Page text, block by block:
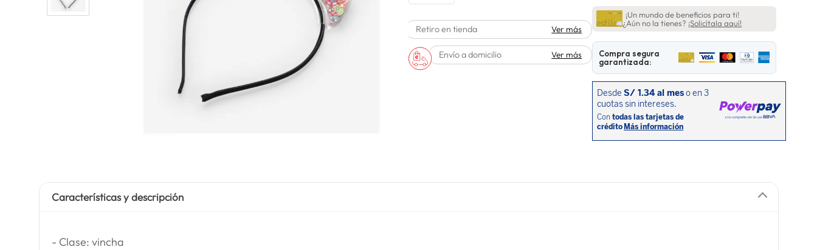
Retiro en tienda Ver más
Envío a domicilio Ver más
¡Un mundo de beneficios para ti!
¿Aún no la tienes? ¡Solicítala aquí!
Compra segura
garantizada:
Características y descripción
- Clase: vincha